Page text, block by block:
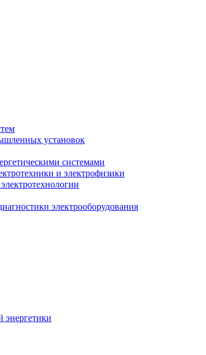
установок
системами
и электрофизики
электрооборудования
энергетики